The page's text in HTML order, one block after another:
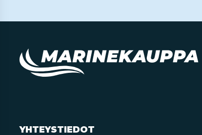
YHTEYSTIEDOT